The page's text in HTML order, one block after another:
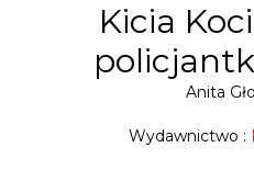
Kicia
Anita
Wydawnictwo :